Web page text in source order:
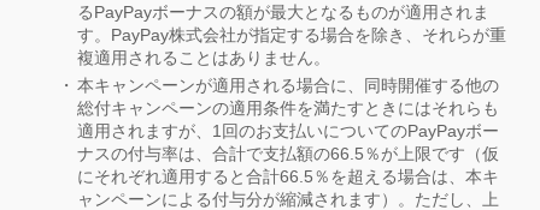
るPayPayボーナスの額が最大となるものが適用されま
す。PayPay株式会社が指定する場合を除き、それらが重
複適用されることはありません。
本キャンペーンが適用される場合に、同時開催する他の
総付キャンペーンの適用条件を満たすときにはそれらも
適用されますが、1回のお支払いについてのPayPayボー
ナスの付与率は、合計で支払額の66.5％が上限です（仮
にそれぞれ適用すると合計66.5％を超える場合は、本キ
ャンペーンによる付与分が縮減されます）。ただし、上